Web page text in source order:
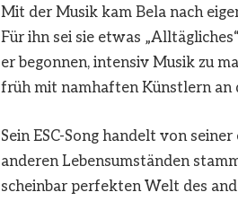
Mit der Musik kam Bela nach
Für ihn sei sie etwas
er begonnen, intensiv Musik zu
früh mit namhaften Künstlern an
Sein ESC-Song handelt von
anderen Lebensumständen
scheinbar perfekten Welt des